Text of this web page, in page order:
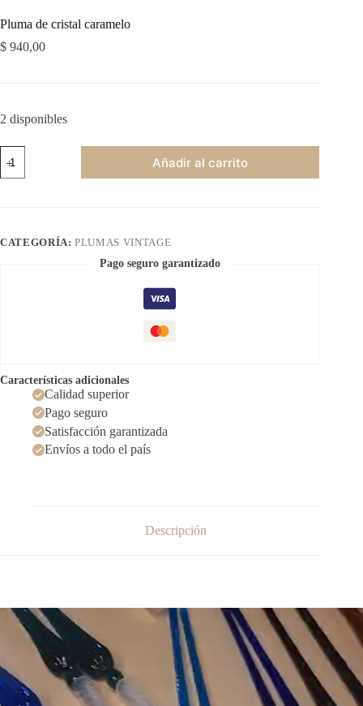
Pluma de cristal caramelo
$ 940,00
2 disponibles
de
cristal
Añadir al carrito
CATEGORÍA:PLUMAS VINTAGE
Pago seguro garantizado
Características adicionales
Calidad superior
Pago seguro
Satisfacción garantizada
Envíos a todo el país
Descripción
Reproductor